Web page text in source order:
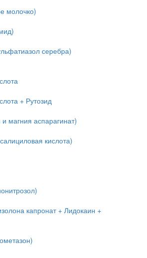
молочко)
серебра)
+ Рутозид
магния аспарагинат)
кислота)
капронат + Лидокаин +